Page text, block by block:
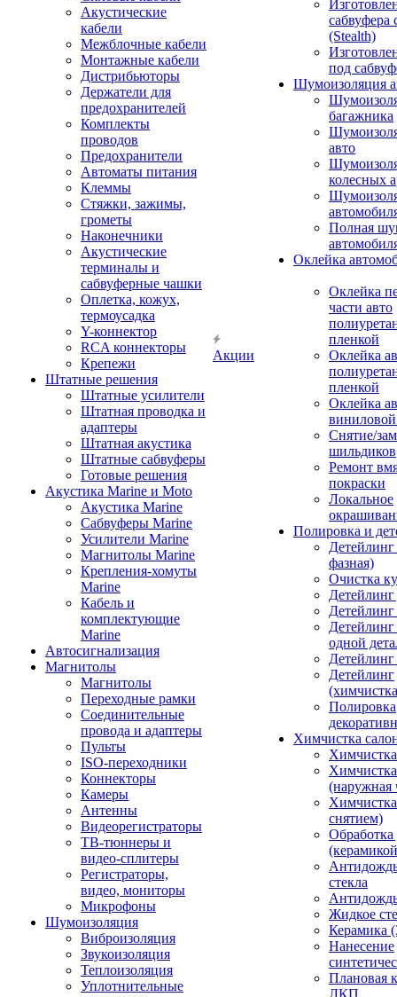
Акустические
кабели
Межблочные кабели
Монтажные кабели
Дистрибьюторы
Держатели для
предохранителей
Комплекты
проводов
Предохранители
Автоматы питания
Клеммы
Стяжки, зажимы,
грометы
Наконечники
Акустические
терминалы и
сабвуферные чашки
Оплетка, кожух,
термоусадка
Y-коннектор
RCA коннекторы
Крепежи
Штатные решения
Штатные усилители
Штатная проводка и
адаптеры
Штатная акустика
Штатные сабвуферы
Готовые решения
Акустика Marine и Moto
Акустика Marine
Сабвуферы Marine
Усилители Marine
Магнитолы Marine
Крепления-хомуты
Marine
Кабель и
комплектующие
Marine
Автосигнализация
Магнитолы
Магнитолы
Переходные рамки
Соединительные
провода и адаптеры
Пульты
ISO-переходники
Коннекторы
Камеры
Антенны
Видеорегистраторы
ТВ-тюннеры и
видео-сплитеры
Регистраторы,
видео, мониторы
Микрофоны
Шумоизоляция
Виброизоляция
Звукоизоляция
Теплоизоляция
Уплотнительные
Акции
сабвуфера
(Stealth)
под
Шумоизоляция
багажника
авто
колесных
Полная
Оклейка
Оклейка
части авто
пленкой
Оклейка
пленкой
Оклейка
Снятие/
шильдиков
Ремонт
покраски
Локальное
Полировка и
фазная)
Очистка
Детейлинг
одной
Детейлинг
Полировка
Химчистка
(наружная
снятием)
Обработка
стекла
Жидкое
Керамика
Нанесение
Плановая
ЛКП